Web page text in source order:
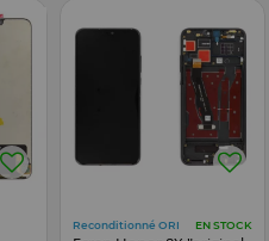
Reconditionné ORI EN STOCK